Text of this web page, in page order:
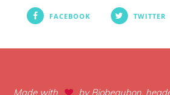
FACEBOOK TWITTER
Made with by Biobeaubon,